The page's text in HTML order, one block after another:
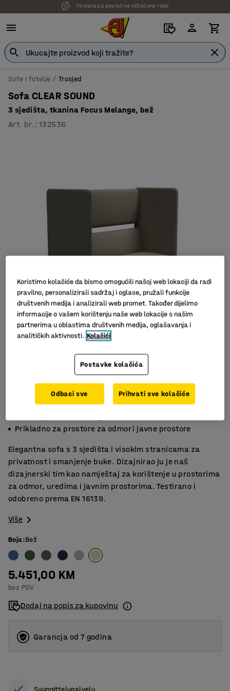
7 godina garancije
Sofe i fotelje Trosjed
Sofa CLEAR SOUND
3 sjedišta, tkanina Focus Melange, bež
Art. br. :132536
Smanjuje buku za mirno okruženje
Prikladno za prostore za odmor i javne prostore
Elegantna sofa s 3 sjedišta i visokim stranicama za
privatnost i smanjenje buke. Dizajnirao ju je naš
dizajnerski tim kao namještaj za korištenje u prostorima
za odmor, uredima i javnim prostorima. Testirano i
odobreno prema EN 16139.
Više
Boja:Bež
5.451,00 KM
bez PDV
Dodaj na popis za kupovinu
Garancja od 7 godina
Suunnittelupalvelu
Koristimo kolačiće da bismo omogućili našoj web lokaciji da radi
pravilno, personalizirali sadržaj i oglase, pružali funkcije
društvenih medija i analizirali web promet. Također dijelimo
informacije o vašem korištenju naše web lokacije s našim
partnerima u oblastima društvenih medija, oglašavanja i
analitičkih aktivnosti. Kolačići
Postavke kolačića
Odbaci sve Prihvati sve kolačiće